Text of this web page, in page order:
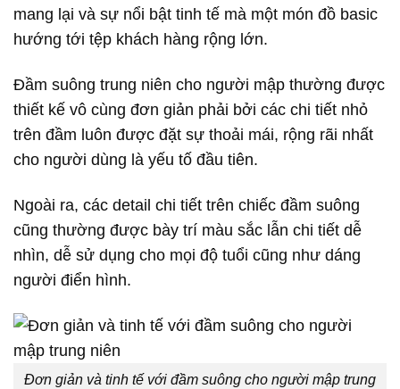
mang lại và sự nổi bật tinh tế mà một món đồ basic
hướng tới tệp khách hàng rộng lớn.
Đầm suông trung niên cho người mập thường được
thiết kế vô cùng đơn giản phải bởi các chi tiết nhỏ
trên đầm luôn được đặt sự thoải mái, rộng rãi nhất
cho người dùng là yếu tố đầu tiên.
Ngoài ra, các detail chi tiết trên chiếc đầm suông
cũng thường được bày trí màu sắc lẫn chi tiết dễ
nhìn, dễ sử dụng cho mọi độ tuổi cũng như dáng
người điển hình.
Đơn giản và tinh tế với đầm suông cho người mập trung